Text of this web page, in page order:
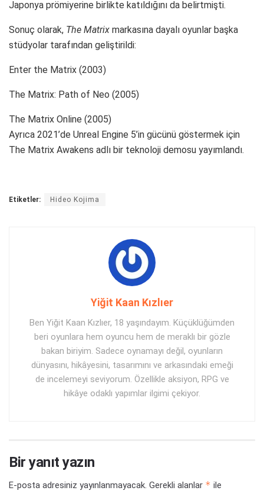
Japonya prömiyerine birlikte katıldığını da belirtmişti.
Sonuç olarak, The Matrix markasına dayalı oyunlar başka
stüdyolar tarafından geliştirildi:
Enter the Matrix (2003)
The Matrix: Path of Neo (2005)
The Matrix Online (2005)
Ayrıca 2021’de Unreal Engine 5’in gücünü göstermek için
The Matrix Awakens adlı bir teknoloji demosu yayımlandı.
Etiketler: Hideo Kojima
Yiğit Kaan Kızlıer
Ben Yiğit Kaan Kızlıer, 18 yaşındayım. Küçüklüğümden
beri oyunlara hem oyuncu hem de meraklı bir gözle
bakan biriyim. Sadece oynamayı değil, oyunların
dünyasını, hikâyesini, tasarımını ve arkasındaki emeği
de incelemeyi seviyorum. Özellikle aksiyon, RPG ve
hikâye odaklı yapımlar ilgimi çekiyor.
Bir yanıt yazın
E-posta adresiniz yayınlanmayacak. Gerekli alanlar * ile